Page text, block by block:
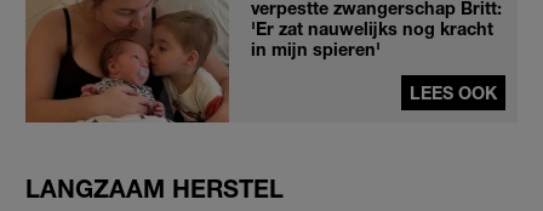
verpestte zwangerschap Britt:
'Er zat nauwelijks nog kracht
in mijn spieren'
LEES OOK
LANGZAAM HERSTEL